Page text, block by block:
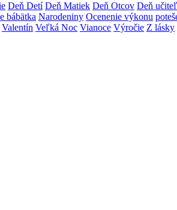
Deň Detí Deň Matiek Deň Otcov Deň
bábätka Narodeniny Ocenenie výkonu
Valentín Veľká Noc Vianoce Výročie Z lásky